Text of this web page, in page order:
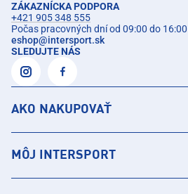
ZÁKAZNÍCKA PODPORA
+421 905 348 555
Počas pracovných dní od 09:00 do
eshop@intersport.sk
SLEDUJTE NÁS
AKO NAKUPOVAŤ
MÔJ INTERSPORT